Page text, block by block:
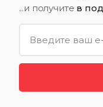
...и получите в